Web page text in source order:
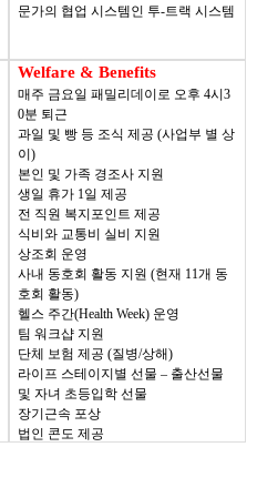
문가의 협업 시스템인 투-트랙 시스템
Welfare & Benefits
매주 금요일 패밀리데이로 오후4시3
0분 퇴근
과일 및 빵 등 조식 제공(사업부 별 상
이)
본인 및 가족 경조사 지원
생일 휴가 1일 제공
전 직원 복지포인트 제공
식비와 교통비 실비 지원
상조회 운영
사내 동호회 활동 지원 (현재 11개 동
호회 활동)
헬스 주간(Health Week) 운영
팀 워크샵 지원
단체 보험 제공(질병/상해)
라이프 스테이지별 선물– 출산선물
및 자녀 초등입학 선물
장기근속 포상
법인 콘도 제공